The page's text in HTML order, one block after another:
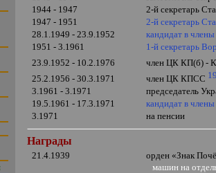
1944 - 1947
2-й секретарь
1947 - 1951
2-й секретарь
28.1.1949 - 23.9.1952
кандидат в
1951 - 3.1961
1-й секретарь
23.9.1952 - 10.2.1976
член ЦК КП(б) -
25.2.1956 - 30.3.1971
член ЦК КПСС
3.1961 - 3.1971
председатель
19.5.1961 - 17.3.1971
кандидат в
3.1971
на пенсии
Награды
21.4.1939 орден«Знак
машин на